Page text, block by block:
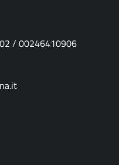
/ 00246410906